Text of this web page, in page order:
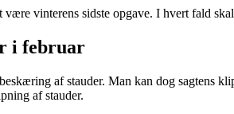
vinterens sidste opgave. I hvert fald
i februar
af stauder. Man kan dog sagtens
af stauder.